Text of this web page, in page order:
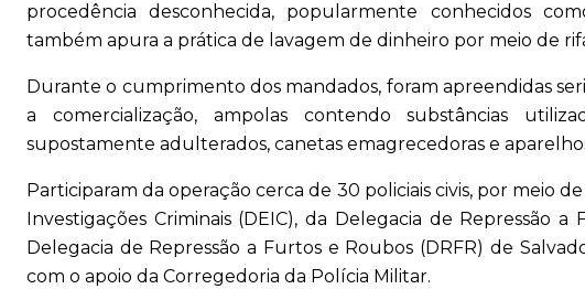
procedência desconhecida, popularmente conhecidos
também apura a prática de lavagem de dinheiro por meio de
Durante o cumprimento dos mandados, foram apreendidas
a comercialização, ampolas contendo substâncias
supostamente adulterados, canetas emagrecedoras e
Participaram da operação cerca de 30 policiais civis, por meio
Investigações Criminais (DEIC), da Delegacia de Repressão
Delegacia de Repressão a Furtos e Roubos (DRFR) de
com o apoio da Corregedoria da Polícia Militar.